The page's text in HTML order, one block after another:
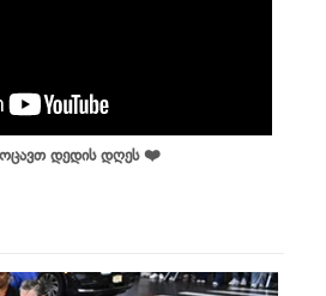
დედის დღეს ❤️